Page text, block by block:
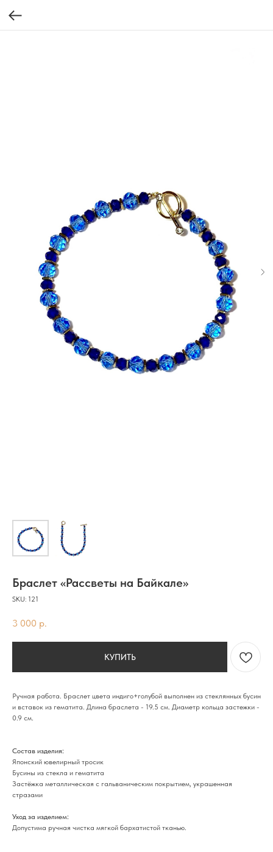
Браслет «Рассветы на Байкале»
SKU: 121
3 000 р.
КУПИТЬ
Ручная работа. Браслет цвета индиго+голубой выполнен из стеклянных бусин
и вставок из гематита. Длина браслета - 19.5 см. Диаметр кольца застежки -
0.9 см.
Состав изделия:
Японский ювелирный тросик
Бусины из стекла и гематита
Застёжка металлическая с гальваническим покрытием, украшенная
стразами
Уход за изделием:
Допустима ручная чистка мягкой бархатистой тканью.